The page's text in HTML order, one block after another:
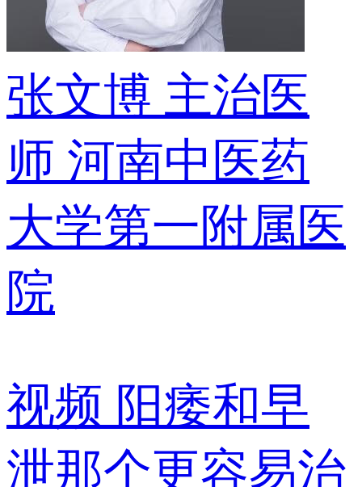
张文博 主治医
师 河南中医药
大学第一附属医
院
视频 阳痿和早
泄那个更容易治